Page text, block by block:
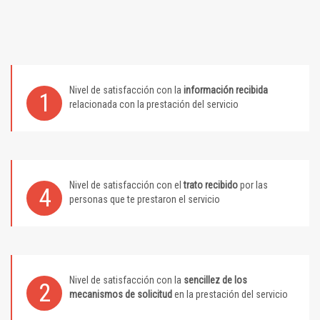
1 Nivel de satisfacción con la información recibida
relacionada con la prestación del servicio
4 Nivel de satisfacción con eltrato recibidopor las
personas que te prestaron el servicio
2 Nivel de satisfacción con la sencillez de los
mecanismos de solicitud en la prestación del servicio